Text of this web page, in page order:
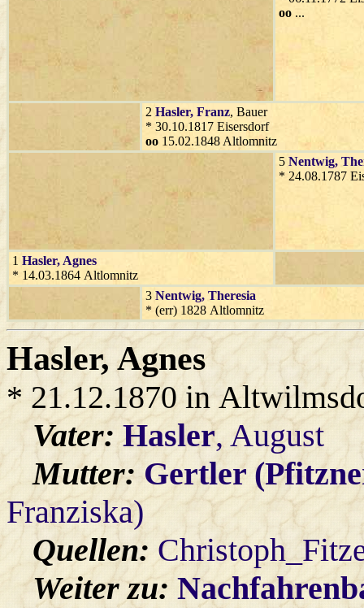
oo ...
2 Hasler, Franz, Bauer
* 30.10.1817 Eisersdorf
oo 15.02.1848 Altlomnitz
5 Nentwig,
* 24.08.1787
1 Hasler, Agnes
* 14.03.1864 Altlomnitz
3 Nentwig, Theresia
* (err) 1828 Altlomnitz
Hasler, Agnes
* 21.12.1870 in
Vater:Hasler, August
Mutter: Gertler
Franziska)
Quellen:
Weiter zu: